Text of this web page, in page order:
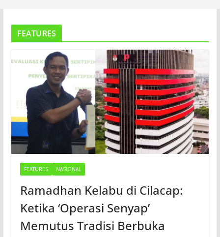
FEATURES
FEATURES NASIONAL
Ramadhan Kelabu di Cilacap:
Ketika ‘Operasi Senyap’
Memutus Tradisi Berbuka